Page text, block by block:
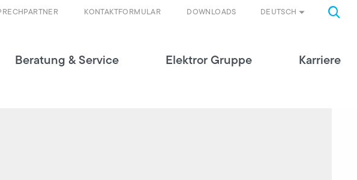
DEUTSCH
DOWNLOADS
KONTAKTFORMULAR
Beratung & Service Elektror Gruppe Karriere